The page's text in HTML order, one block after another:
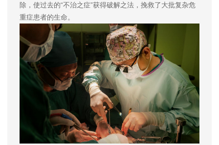
除，使过去的“不治之症”获得破解之法，挽救了大批复杂危
重症患者的生命。